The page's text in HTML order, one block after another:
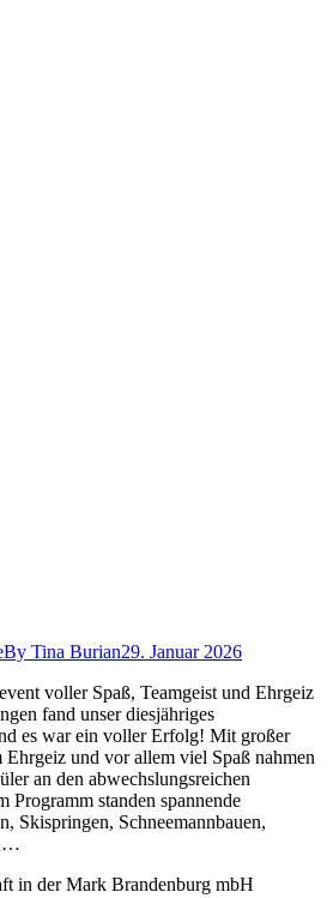
By Tina Burian29. Januar 2026
voller Spaß, Teamgeist und Ehrgeiz
fand unser diesjähriges
es war ein voller Erfolg! Mit großer
und vor allem viel Spaß nahmen
an den abwechslungsreichen
Programm standen spannende
Skispringen, Schneemannbauen,
in der Mark Brandenburg mbH